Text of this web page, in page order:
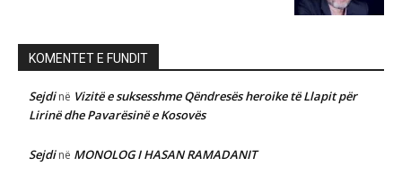
KOMENTET E FUNDIT
Sejdinë Vizitë e suksesshme Qëndresës heroike të Llapit për
Lirinë dhe Pavarësinë e Kosovës
Sejdinë MONOLOG I HASAN RAMADANIT